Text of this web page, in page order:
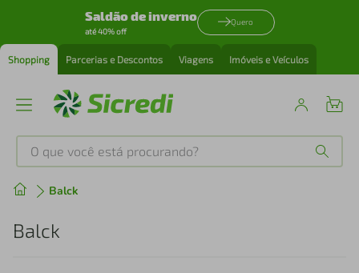
Saldão de inverno
até 40% off
Quero
Shopping Parcerias e Descontos Viagens Imóveis e Veículos
O que você está procurando?
Balck
Balck
Produtos mais buscados